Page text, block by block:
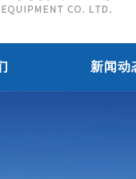
新闻动